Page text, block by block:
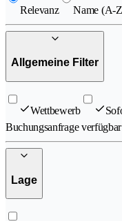
Relevanz Name (A-
Allgemeine Filter
Wettbewerb
Buchungsanfrage verfügbar
Lage